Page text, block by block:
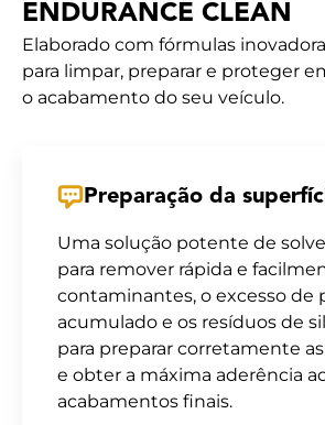
ENDURANCE CLEAN
Elaborado com fórmulas
para limpar, preparar e proteger
o acabamento do seu veículo.
Preparação da
Uma solução potente de
para remover rápida e
contaminantes, o excesso de
acumulado e os resíduos de
para preparar corretamente
e obter a máxima aderência
acabamentos finais.